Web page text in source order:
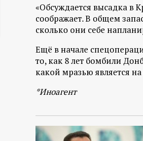
и
о
н
н
й
«Обсуждается высадка в
соображает. В общем
сколько они себе
Ещё в начале
то, как 8 лет бомбили
какой мразью является
*Иноагент